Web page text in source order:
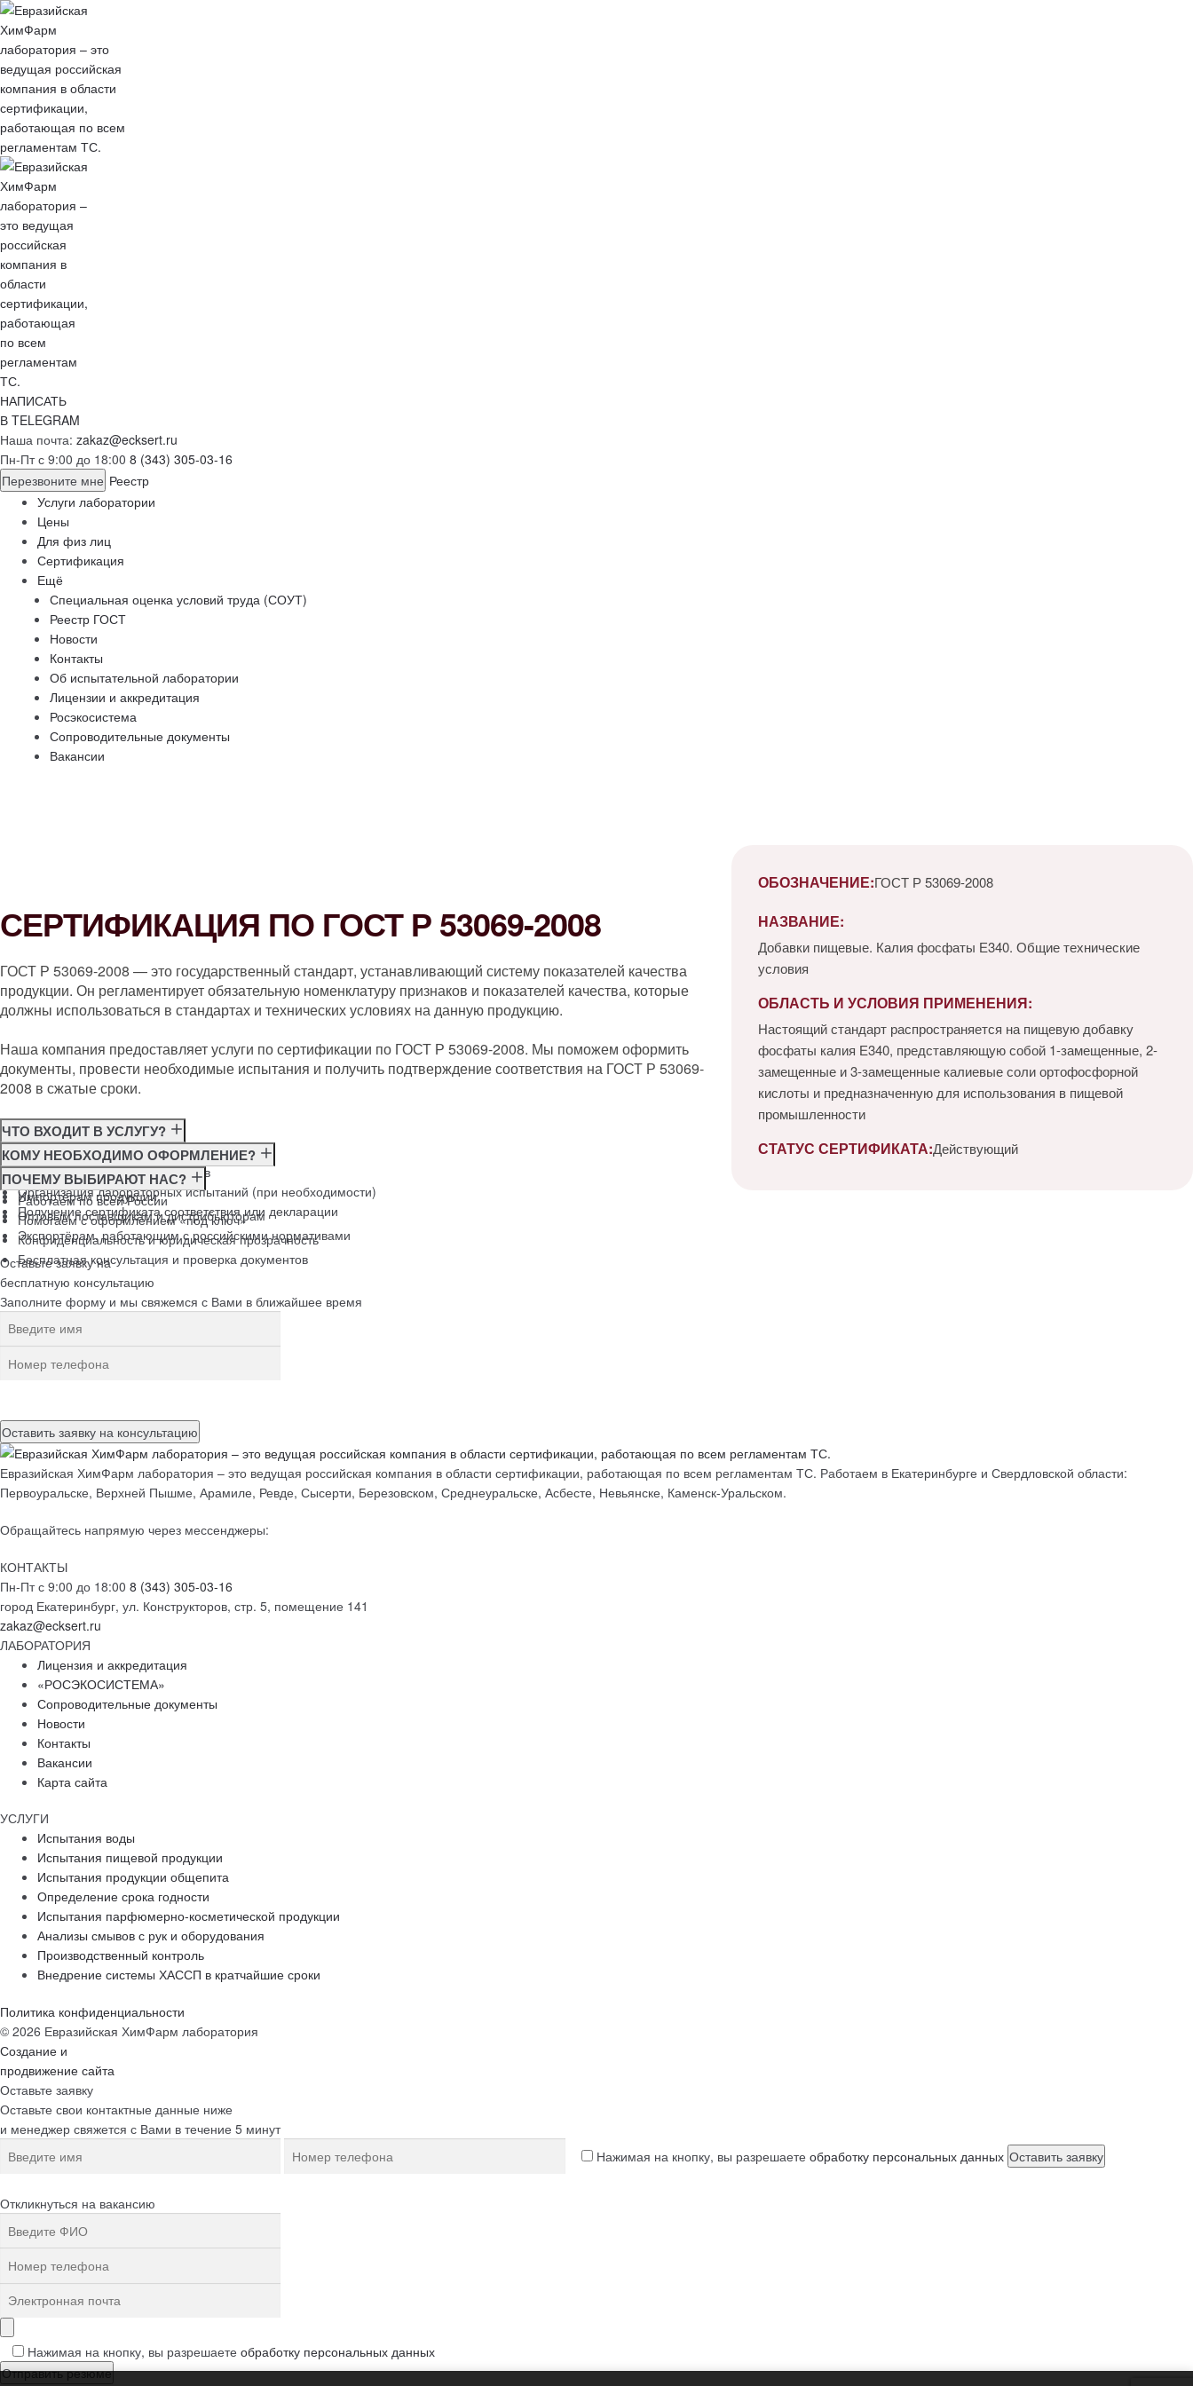
НАПИСАТЬ
В TELEGRAM
Наша почта: zakaz@ecksert.ru
Пн-Пт с 9:00 до 18:00 8 (343) 305-03-16
Перезвоните мне Реестр
Услуги лаборатории
Цены
Для физ лиц
Сертификация
Ещё
Специальная оценка условий труда (СОУТ)
Реестр ГОСТ
Новости
Контакты
Об испытательной лаборатории
Лицензии и аккредитация
Росэкосистема
Сопроводительные документы
Вакансии
СЕРТИФИКАЦИЯ ПО ГОСТ Р 53069-2008
ГОСТ Р 53069-2008 — это государственный стандарт, устанавливающий систему показателей качества
продукции. Он регламентирует обязательную номенклатуру признаков и показателей качества, которые
должны использоваться в стандартах и технических условиях на данную продукцию.
Наша компания предоставляет услуги по сертификации по ГОСТ Р 53069-2008. Мы поможем оформить
документы, провести необходимые испытания и получить подтверждение соответствия на ГОСТ Р 53069-
2008 в сжатые сроки.
ЧТО ВХОДИТ В УСЛУГУ?
Консультация по требованиям ГОСТ
Подготовка и подача документов
Организация лабораторных испытаний (при необходимости)
Получение сертификата соответствия или декларации
КОМУ НЕОБХОДИМО ОФОРМЛЕНИЕ?
Производителям
Импортёрам продукции
Оптовым поставщикам и дистрибьюторам
Экспортёрам, работающим с российскими нормативами
ПОЧЕМУ ВЫБИРАЮТ НАС?
Работаем по всей России
Помогаем с оформлением «под ключ»
Конфиденциальность и юридическая прозрачность
Бесплатная консультация и проверка документов
ОБОЗНАЧЕНИЕ:ГОСТ Р 53069-2008
НАЗВАНИЕ:
Добавки пищевые. Калия фосфаты Е340. Общие технические
условия
ОБЛАСТЬ И УСЛОВИЯ ПРИМЕНЕНИЯ:
Настоящий стандарт распространяется на пищевую добавку
фосфаты калия Е340, представляющую собой 1-замещенные, 2-
замещенные и 3-замещенные калиевые соли ортофосфорной
кислоты и предназначенную для использования в пищевой
промышленности
СТАТУС СЕРТИФИКАТА:Действующий
Оставьте заявку на
бесплатную консультацию
Заполните форму и мы свяжемся с Вами в ближайшее время
Евразийская ХимФарм лаборатория – это ведущая российская компания в области сертификации, работающая по всем регламентам ТС. Работаем в Екатеринбурге и Свердловской области:
Первоуральске, Верхней Пышме, Арамиле, Ревде, Сысерти, Березовском, Среднеуральске, Асбесте, Невьянске, Каменск-Уральском.
Обращайтесь напрямую через мессенджеры:
КОНТАКТЫ
Пн-Пт с 9:00 до 18:00 8 (343) 305-03-16
город Екатеринбург, ул. Конструкторов, стр. 5, помещение 141
zakaz@ecksert.ru
ЛАБОРАТОРИЯ
Лицензия и аккредитация
«РОСЭКОСИСТЕМА»
Сопроводительные документы
Новости
Контакты
Вакансии
Карта сайта
УСЛУГИ
Испытания воды
Испытания пищевой продукции
Испытания продукции общепита
Определение срока годности
Испытания парфюмерно-косметической продукции
Анализы смывов с рук и оборудования
Производственный контроль
Внедрение системы ХАССП в кратчайшие сроки
Политика конфиденциальности
© 2026 Евразийская ХимФарм лаборатория
Создание и
продвижение сайта
Оставьте заявку
Оставьте свои контактные данные ниже
и менеджер свяжется с Вами в течение 5 минут
Нажимая на кнопку, вы разрешаете обработку персональных данных
Откликнуться на вакансию
Нажимая на кнопку, вы разрешаете обработку персональных данных